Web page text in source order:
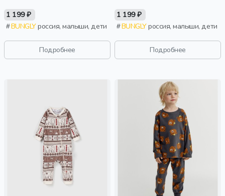
1 199 ₽
BUNGLYроссия, малыши, дети
Подробнее
1 199 ₽
BUNGLYроссия, малыши, дети
Подробнее